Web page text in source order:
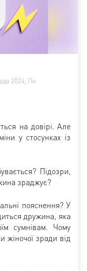
2024, Пн
на довірі. Але
у стосунках із
Підозри,
зраджує?
пояснення? У
дружина, яка
сумнівам. Чому
жіночої зради від